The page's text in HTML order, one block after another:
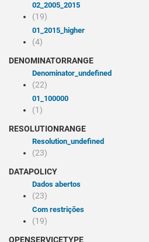
02_2005_2015
(19)
01_2015_higher
(4)
DENOMINATORRANGE
denominator_undefined
(22)
01_100000
(1)
RESOLUTIONRANGE
resolution_undefined
(23)
DATAPOLICY
Dados abertos
(23)
Com restrições
(19)
OPENSERVICETYPE